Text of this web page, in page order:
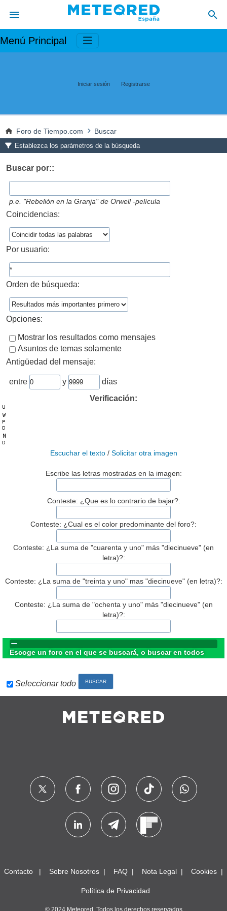
Menú Principal
Iniciar sesión Registrarse
Foro de Tiempo.com Buscar
Establezca los parámetros de la búsqueda
Buscar por::
p.e. "Rebelión en la Granja" de Orwell -película
Coincidencias:
Por usuario:
Orden de búsqueda:
Opciones:
Mostrar los resultados como mensajes
Asuntos de temas solamente
Antigüedad del mensaje:
entre y
días
Verificación:
Escuchar el texto/ Solicitar otra imagen
Escribe las letras mostradas en la imagen:
Conteste: ¿Que es lo contrario de bajar?:
Conteste: ¿Cual es el color predominante del foro?:
Conteste: ¿La suma de "cuarenta y uno" más "diecinueve" (en
letra)?:
Conteste: ¿La suma de "treinta y uno" mas "diecinueve" (en letra)?:
Conteste: ¿La suma de "ochenta y uno" más "diecinueve" (en
letra)?:
Escoge un foro en el que se buscará, o buscar en todos
Seleccionar todo
Contacto Sobre Nosotros FAQ Nota Legal Cookies
Política de Privacidad
© 2024 Meteored. Todos los derechos reservados